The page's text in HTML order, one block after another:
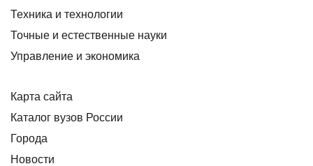
Техника и технологии
Точные и естественные науки
Управление и экономика
Карта сайта
Каталог вузов России
Города
Новости